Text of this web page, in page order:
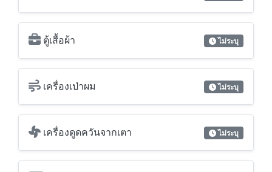
ตู้เสื้อผ้า ไม่ระบุ
เครื่องเป่าผม ไม่ระบุ
เครื่องดูดควันจากเตา ไม่ระบุ